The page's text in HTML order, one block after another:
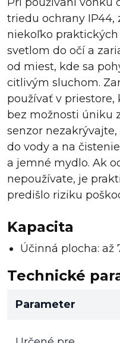
triedu ochrany IP44,
niekoľko
svetlom do očí a
od miest, kde sa
citlivým sluchom.
používať v priestore,
bez možnosti úniku
senzor
do vody a na
a jemné mydlo. Ak
nepoužívate, je
predišlo riziku
Kapacita
Účinná plocha: až
Technické
Parameter